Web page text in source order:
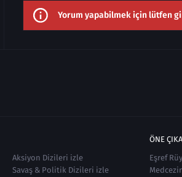
Yorum yapabilmek için lütfen
Aksiyon Dizileri izle
Savaş & Politik Dizileri izle
ÖNE
Eşref